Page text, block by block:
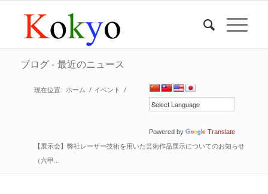
ブログ - 最近のニュース
Powered by Translate
現在位置: ホーム / イベント /
【展示会】弊社レーザー技術を用いた芸術作品展示についてのお知らせ
（六甲...